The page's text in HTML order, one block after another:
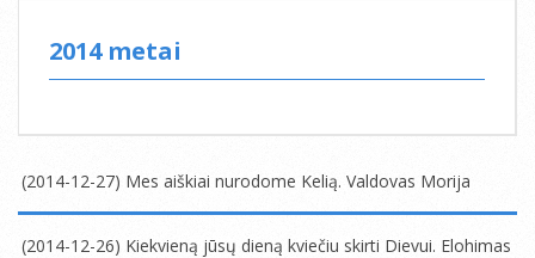
2014 metai
(2014-12-27) Mes aiškiai nurodome Kelią. Valdovas Morija
2014-
12-
(2014-12-26) Kiekvieną jūsų dieną kviečiu skirti Dievui. Elohimas